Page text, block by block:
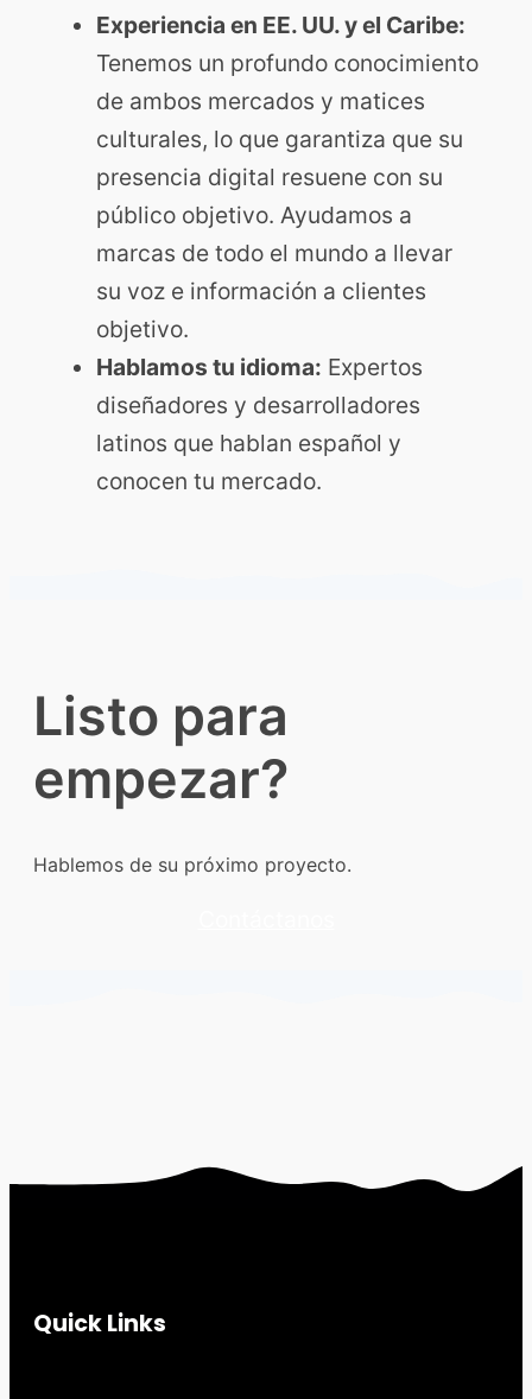
Experiencia en EE. UU. y el Caribe:
Tenemos un profundo conocimiento
de ambos mercados y matices
culturales, lo que garantiza que su
presencia digital resuene con su
público objetivo. Ayudamos a
marcas de todo el mundo a llevar
su voz e información a clientes
objetivo.
Hablamos tu idioma: Expertos
diseñadores y desarrolladores
latinos que hablan español y
conocen tu mercado.
Listo para
empezar?
Hablemos de su próximo proyecto.
Quick Links